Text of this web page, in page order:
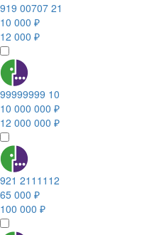
919 00707 21
10 000 ₽
12 000 ₽
99999999 10
10 000 000 ₽
12 000 000 ₽
921 2111112
65 000 ₽
100 000 ₽